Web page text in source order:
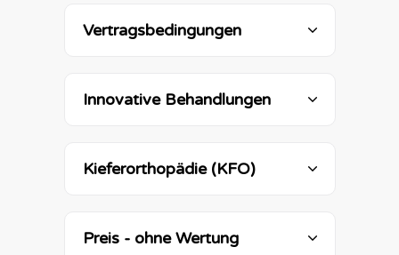
Vertragsbedingungen
Innovative Behandlungen
Kieferorthopädie (KFO)
Preis - ohne Wertung